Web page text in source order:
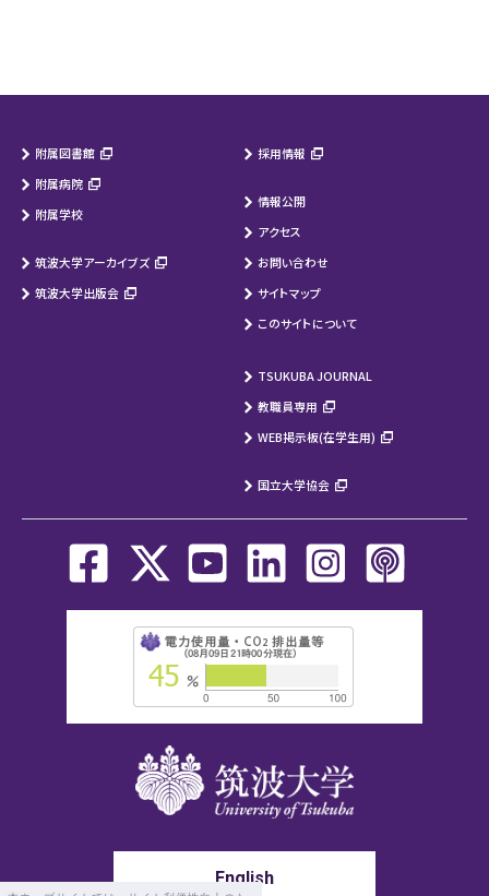
附属図書館
附属病院
附属学校
筑波大学アーカイブズ
筑波大学出版会
採用情報
情報公開
アクセス
お問い合わせ
サイトマップ
このサイトについて
TSUKUBA JOURNAL
教職員専用
WEB掲示板(在学生用)
国立大学協会
English